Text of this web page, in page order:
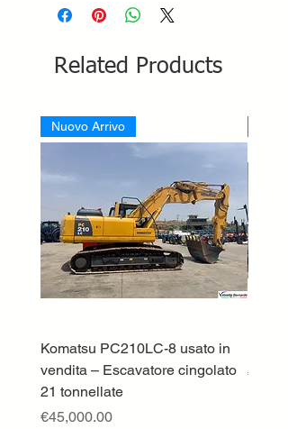
Related Products
Nuovo Arrivo
Komatsu PC210LC-8 usato in
vendita – Escavatore cingolato
21 tonnellate
Price
€45,000.00
Price